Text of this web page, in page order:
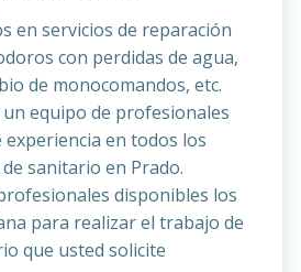
en servicios de reparación
con perdidas de agua,
de monocomandos, etc.
equipo de profesionales
experiencia en todos los
sanitario en Prado.
disponibles los
para realizar el trabajo de
que usted solicite